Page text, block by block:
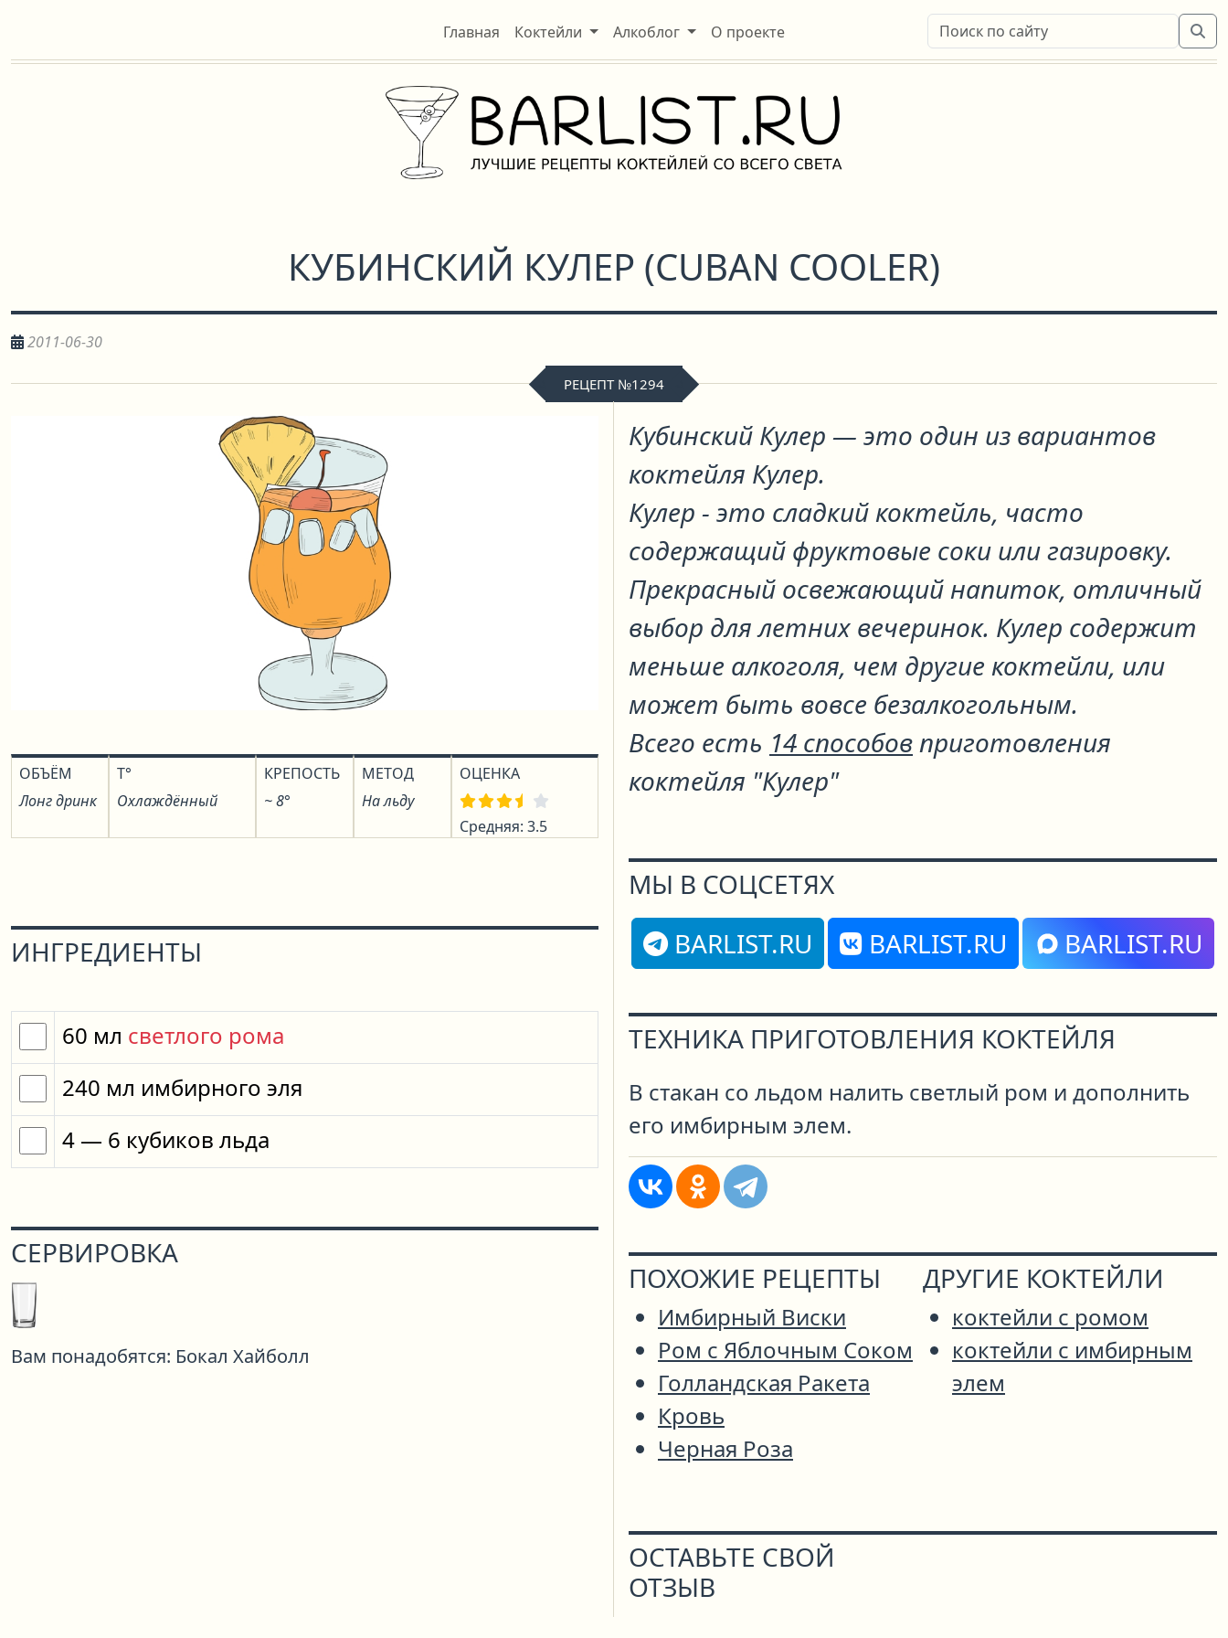
Главная Коктейли Алкоблог О проекте
КУБИНСКИЙ КУЛЕР (CUBAN COOLER)
2011-06-30
РЕЦЕПТ №1294
ОБЪЁМ
Лонг дринк
T°
Охлаждённый
КРЕПОСТЬ
~ 8°
МЕТОД
На льду
ОЦЕНКА
Средняя: 3.5
ИНГРЕДИЕНТЫ
60 мл светлого рома
240 мл имбирного эля
4 — 6 кубиков льда
СЕРВИРОВКА
Вам понадобятся: Бокал Хайболл
Кубинский Кулер — это один из вариантов
коктейля Кулер.
Кулер - это сладкий коктейль, часто
содержащий фруктовые соки или газировку.
Прекрасный освежающий напиток, отличный
выбор для летних вечеринок. Кулер содержит
меньше алкоголя, чем другие коктейли, или
может быть вовсе безалкогольным.
Всего есть 14 способовприготовления
коктейля "Кулер"
МЫ В СОЦСЕТЯХ
BARLIST.RU
BARLIST.RU BARLIST.RU
ТЕХНИКА ПРИГОТОВЛЕНИЯ КОКТЕЙЛЯ
В стакан со льдом налить светлый ром и дополнить
его имбирным элем.
ПОХОЖИЕ РЕЦЕПТЫ
Имбирный Виски
Ром с Яблочным Соком
Голландская Ракета
Кровь
Черная Роза
ДРУГИЕ КОКТЕЙЛИ
коктейли с ромом
коктейли с имбирным
элем
ОСТАВЬТЕ СВОЙ
ОТЗЫВ